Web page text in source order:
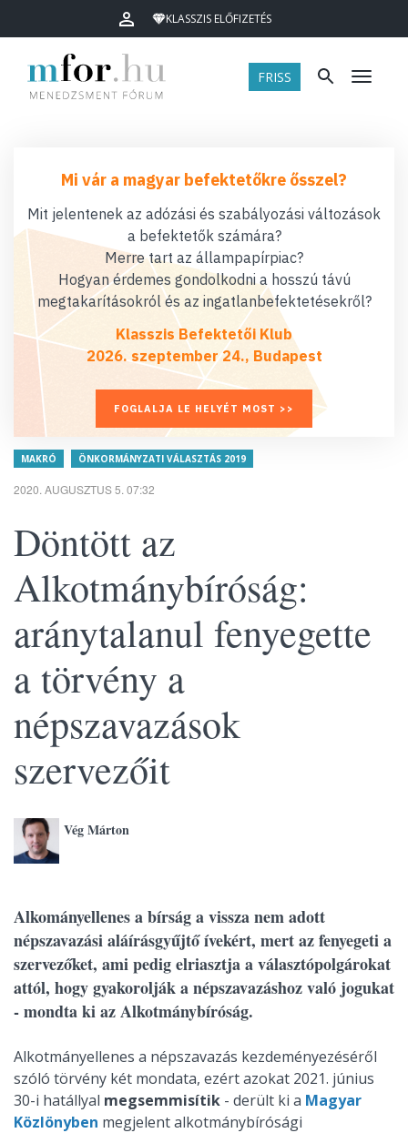
KLASSZIS ELŐFIZETÉS
FRISS Menü
Mi vár a magyar befektetőkre ősszel?
Mit jelentenek az adózási és szabályozási változások
a befektetők számára?
Merre tart az állampapírpiac?
Hogyan érdemes gondolkodni a hosszú távú
megtakarításokról és az ingatlanbefektetésekről?
Klasszis Befektetői Klub
2026. szeptember 24., Budapest
FOGLALJA LE HELYÉT MOST >>
MAKRÓ ÖNKORMÁNYZATI VÁLASZTÁS 2019
2020. AUGUSZTUS 5. 07:32
Döntött az
Alkotmánybíróság:
aránytalanul fenyegette
a törvény a
népszavazások
szervezőit
Vég Márton
Alkományellenes a bírság a vissza nem adott
népszavazási aláírásgyűjtő ívekért, mert az fenyegeti a
szervezőket, ami pedig elriasztja a választópolgárokat
attól, hogy gyakorolják a népszavazáshoz való jogukat
- mondta ki az Alkotmánybíróság.
Alkotmányellenes a népszavazás kezdeményezéséről
szóló törvény két mondata, ezért azokat 2021. június
30-i hatállyal megsemmisítik - derült ki a Magyar
Közlönyben megjelent alkotmánybírósági